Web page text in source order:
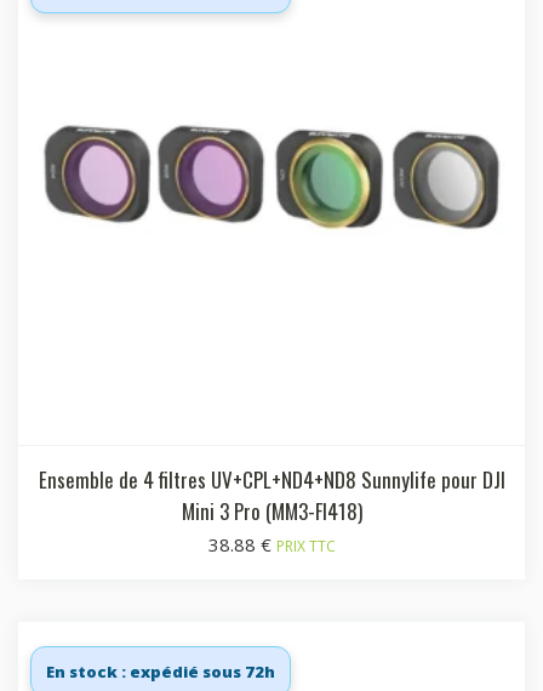
Ensemble de 4 filtres UV+CPL+ND4+ND8 Sunnylife pour DJI
Mini 3 Pro (MM3-FI418)
38.88 € PRIX TTC
En stock : expédié sous 72h